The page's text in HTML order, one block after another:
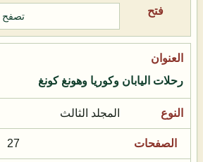
تصفح
رحلات اليابان وكوريا وهونغ كونغ
المجلد الثالث
27